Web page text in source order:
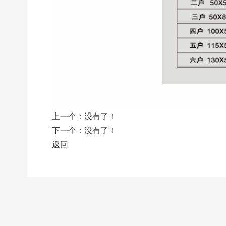
上一个：没有了！
下一个：没有了！
返回